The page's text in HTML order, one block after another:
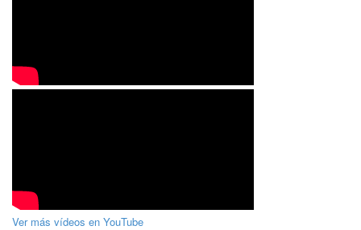
Ver más vídeos en YouTube